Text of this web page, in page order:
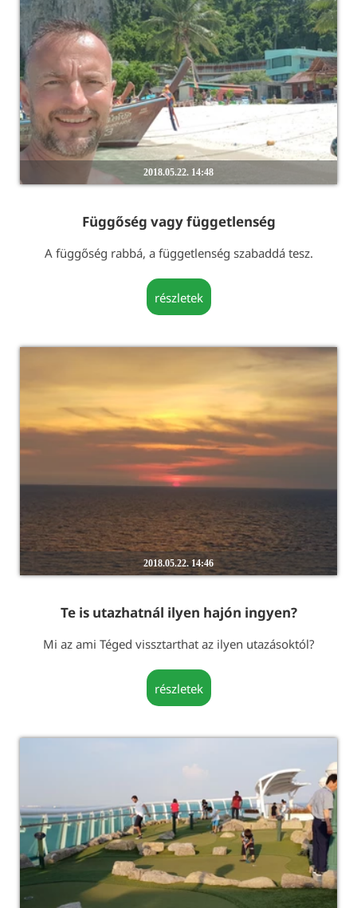
2018.05.22. 14:48
Függőség vagy függetlenség
A függőség rabbá, a függetlenség szabaddá tesz.
részletek
2018.05.22. 14:46
Te is utazhatnál ilyen hajón ingyen?
Mi az ami Téged vissztarthat az ilyen utazásoktól?
részletek